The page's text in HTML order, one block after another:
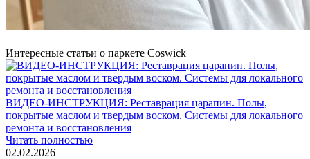
Блог
Интересные статьи о паркете Coswick
ВИДЕО-ИНСТРУКЦИЯ: Реставрация царапин. Полы,
покрытые маслом и твердым воском. Системы для локального
ремонта и восстановления
Читать полностью
02.02.2026